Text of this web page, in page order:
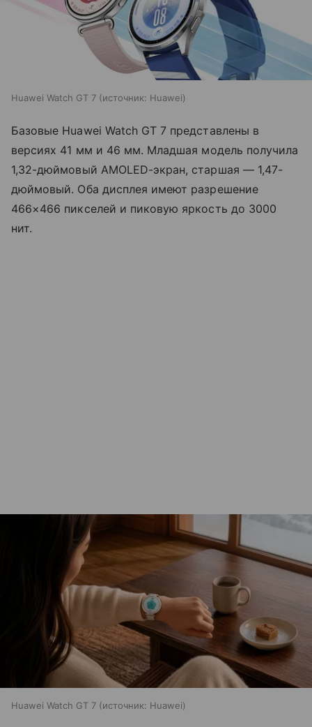
Huawei Watch GT 7 источник: Huawei
Базовые Huawei Watch GT 7 представлены в
версиях 41 мм и 46 мм. Младшая модель получила
1,32-дюймовый AMOLED-экран, старшая — 1,47-
дюймовый. Оба дисплея имеют разрешение
466×466 пикселей и пиковую яркость до 3000
нит.
Huawei Watch GT 7 источник: Huawei